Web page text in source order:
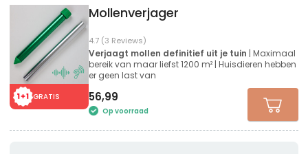
GRATIS
4.7 (3 Reviews)
Mollenverjager
Verjaagt mollen definitief uit je tuin | Maximaal
bereik van maar liefst 1200 m² | Huisdieren hebben
er geen last van
56,99
Op voorraad